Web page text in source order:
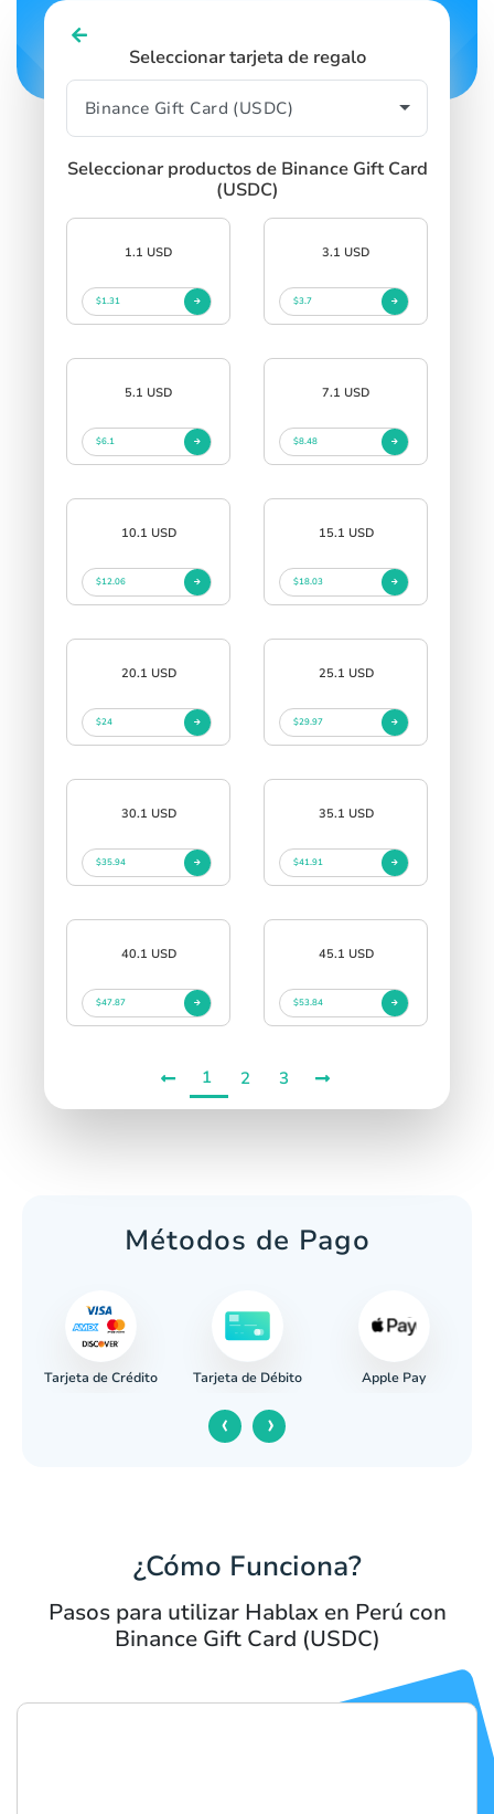
Seleccionar tarjeta de regalo
Seleccionar productos de Binance Gift Card
(USDC)
1.1 USD
$1.31
3.1 USD
$3.7
5.1 USD
$6.1
7.1 USD
$8.48
10.1 USD
$12.06
15.1 USD
$18.03
20.1 USD
$24
25.1 USD
$29.97
30.1 USD
$35.94
35.1 USD
$41.91
40.1 USD
$47.87
45.1 USD
$53.84
1 2 3
Métodos de Pago
Tarjeta de Crédito Tarjeta de Débito Apple Pay
‹ ›
¿Cómo Funciona?
Pasos para utilizar Hablax en Perú con
Binance Gift Card (USDC)